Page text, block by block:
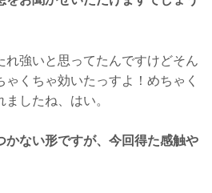
強いと思ってたんですけどそん
くちゃ効いたっすよ！めちゃく
したね、はい。
ない形ですが、今回得た感触や